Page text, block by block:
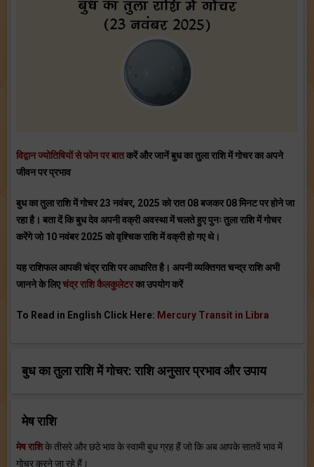
विद्वान ज्योतिषियों से फोन पर बातकरें और जानेंबुध का तुला राशि में गोचरका अपने
जीवन पर प्रभाव
बुध का तुला राशि में गोचर 23 नवंबर, 2025 को रात 08 बजकर 08 मिनट पर होने जा
रहा है। बता दें कि बुध देव अपनी वक्री अवस्था में चलते हुए पुनः तुला राशि में गोचर
करेंगे जो 10 नवंबर 2025 को वृश्चिक राशि में वक्री हो गए थे।
यह राशिफल आपकी चंद्र राशि पर आधारित है। अपनी व्यक्तिगत चन्द्र राशि अभी
जानने के लिएचंद्र राशि कैलकुलेटरका उपयोग करें
To Read in English Click Here: Mercury Transit in Libra
बुध का तुला राशि में गोचर: राशि अनुसार प्रभाव और उपाय
मेष राशि
मेष राशिके तीसरे और छठे भाव के स्‍वामी बुध ग्रह हैं जो कि अब आपके सातवें भाव में
गोचर करने जा रहे हैं।